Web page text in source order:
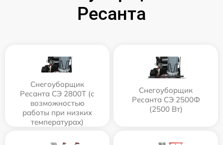
Ресанта
Снегоуборщик
Ресанта СЭ 2800Т (с
возможностью
работы при низких
температурах)
Снегоуборщик
Ресанта СЭ 2500Ф
(2500 Вт)